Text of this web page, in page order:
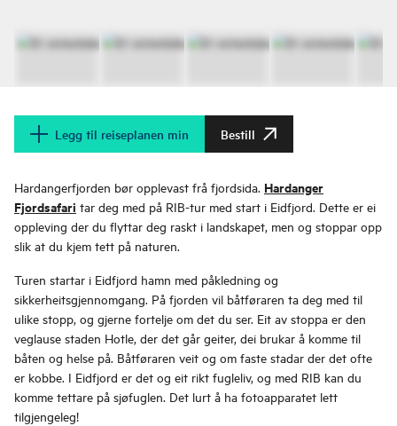
Legg til reiseplanen min Bestill
Hardangerfjorden bør opplevast frå fjordsida. Hardanger
Fjordsafari tar deg med på RIB-tur med start i Eidfjord. Dette er ei
oppleving der du flyttar deg raskt i landskapet, men og stoppar opp
slik at du kjem tett på naturen.
Turen startar i Eidfjord hamn med påkledning og
sikkerheitsgjennomgang. På fjorden vil båtføraren ta deg med til
ulike stopp, og gjerne fortelje om det du ser. Eit av stoppa er den
veglause staden Hotle, der det går geiter, dei brukar å komme til
båten og helse på. Båtføraren veit og om faste stadar der det ofte
er kobbe. I Eidfjord er det og eit rikt fugleliv, og med RIB kan du
komme tettare på sjøfuglen. Det lurt å ha fotoapparatet lett
tilgjengeleg!